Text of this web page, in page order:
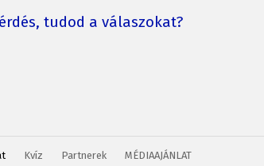
tudod a válaszokat?
Kvíz Partnerek MÉDIAAJÁNLAT